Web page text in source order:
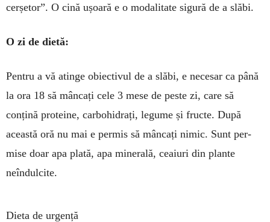
cerșetor”. O cină ușoară e o modalitate sigură de a slăbi.
O zi de dietă:
Pentru a vă atinge obiectivul de a slăbi, e necesar ca până
la ora 18 să mâncați cele 3 mese de peste zi, care să
conțină proteine, carbohi­drați, le­gume și fructe. După
această oră nu mai e permis să mâncați nimic. Sunt per­
mise doar apa plată, apa minerală, ceaiuri din plante
neîndulcite.
Dieta de urgență